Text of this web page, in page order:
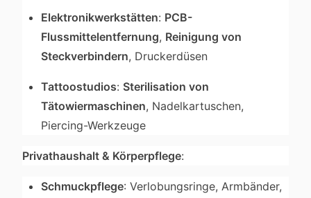
Elektronikwerkstätten: PCB-
Flussmittelentfernung, Reinigung von
Steckverbindern, Druckerdüsen
Tattoostudios: Sterilisation von
Tätowiermaschinen, Nadelkartuschen,
Piercing-Werkzeuge
Privathaushalt & Körperpflege:
Schmuckpflege: Verlobungsringe, Armbänder,